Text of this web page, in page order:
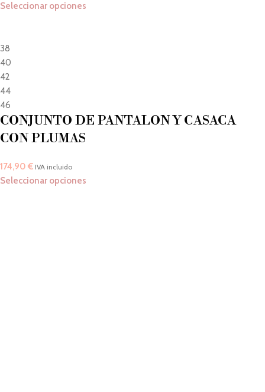
Seleccionar opciones
38
40
42
44
46
CONJUNTO DE PANTALON Y CASACA
CON PLUMAS
174,90 € IVA incluido
Seleccionar opciones